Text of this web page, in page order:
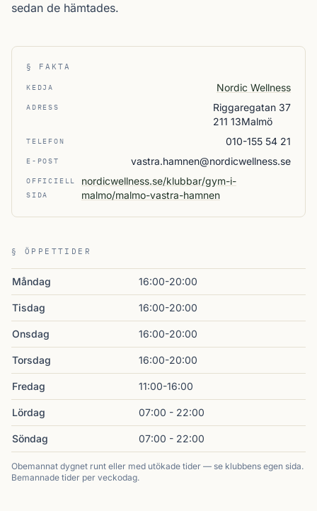
sedan de hämtades.
§ FAKTA
KEDJA Nordic Wellness
ADRESS
Riggaregatan 37
211 13Malmö
TELEFON 010-155 54 21
E-POST vastra.hamnen@nordicwellness.se
OFFICIELL
SIDA
nordicwellness.se/klubbar/gym-i-
malmo/malmo-vastra-hamnen
§ ÖPPETTIDER
Måndag 16:00-20:00
Tisdag 16:00-20:00
Onsdag 16:00-20:00
Torsdag 16:00-20:00
Fredag 11:00-16:00
Lördag 07:00 - 22:00
Söndag 07:00 - 22:00
Obemannat dygnet runt eller med utökade tider — se klubbens egen sida.
Bemannade tider per veckodag.